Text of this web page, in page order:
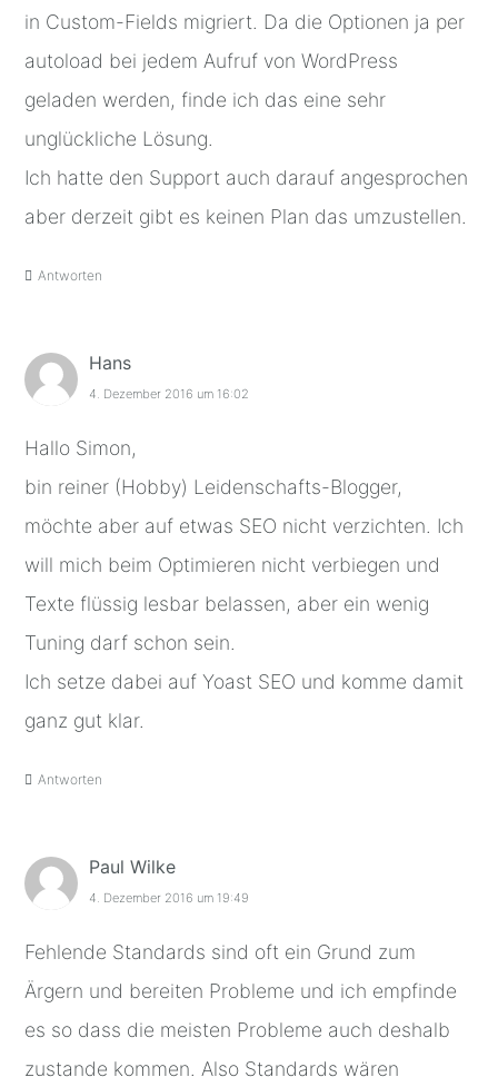
in Custom-Fields migriert. Da die Optionen ja per
autoload bei jedem Aufruf von WordPress
geladen werden, finde ich das eine sehr
unglückliche Lösung.
Ich hatte den Support auch darauf angesprochen
aber derzeit gibt es keinen Plan das umzustellen.
Antworten
Hans
4. Dezember 2016 um 16:02
Hallo Simon,
bin reiner (Hobby) Leidenschafts-Blogger,
möchte aber auf etwas SEO nicht verzichten. Ich
will mich beim Optimieren nicht verbiegen und
Texte flüssig lesbar belassen, aber ein wenig
Tuning darf schon sein.
Ich setze dabei auf Yoast SEO und komme damit
ganz gut klar.
Antworten
Paul Wilke
4. Dezember 2016 um 19:49
Fehlende Standards sind oft ein Grund zum
Ärgern und bereiten Probleme und ich empfinde
es so dass die meisten Probleme auch deshalb
zustande kommen. Also Standards wären